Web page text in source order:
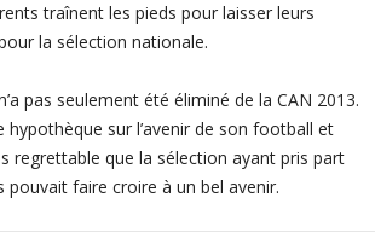
traînent les pieds pour laisser leurs
la sélection nationale.
pas seulement été éliminé de la CAN 2013.
hypothèque sur l’avenir de son football et
regrettable que la sélection ayant pris part
pouvait faire croire à un bel avenir.